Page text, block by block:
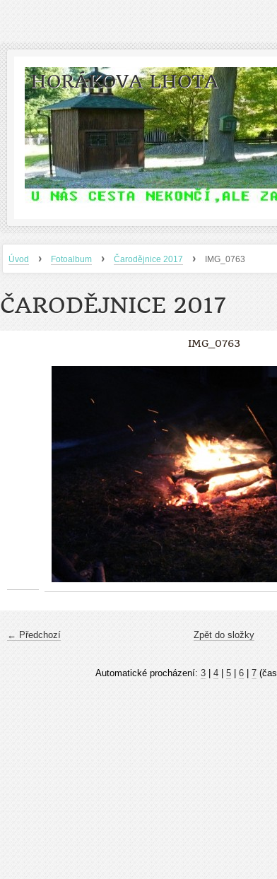
HORÁKOVA LHOTA
Úvod › Fotoalbum › Čarodějnice 2017 › IMG_0763
ČARODĚJNICE 2017
IMG_0763
← Předchozí Zpět do složky
Automatické procházení: 3| 4| 5| 6| 7(čas